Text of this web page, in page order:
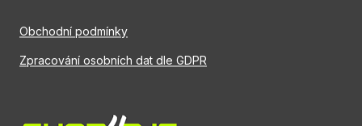
Obchodní podmínky
Zpracování osobních dat dle GDPR